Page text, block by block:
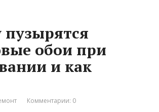
обои при
и как
Комментарии: 0